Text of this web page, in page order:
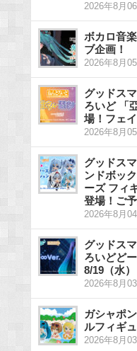
2026年8月
ボカロ音
ブ企画！
2026年8月
グッドス
ろいど 「
場！フェ
2026年8月
グッドス
ンドボッ
ーズ フィ
登場！ご
2026年8月
グッドス
ろいどど
8/19（水
2026年8月
ガシャポ
ルフィギ
2026年8月